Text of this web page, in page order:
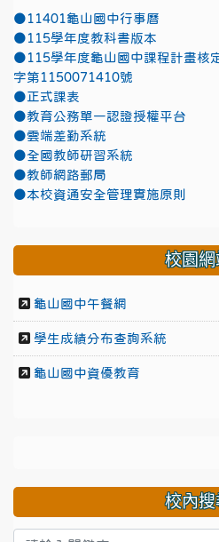
●11401龜山國中行事曆
●115學年度教科書版本
●115學年度龜山國中課程計畫核
字第1150071410號
●正式課表
●教育公務單一認證授權平台
●雲端差勤系統
●全國教師研習系統
●教師網路郵局
●本校資通安全管理實施原則
校園網
龜山國中午餐網
學生成績分布查詢系統
龜山國中資優教育
校內搜